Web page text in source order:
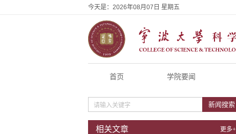
今天是： 2026年08月07日 星期五
首页 学院要闻
新闻搜索
相关文章 更多+